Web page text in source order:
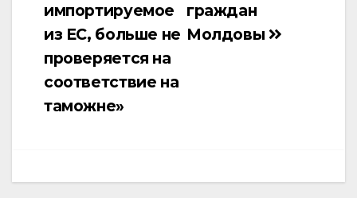
граждан
Молдовы
импортируемое
из ЕС, больше не
проверяется на
соответствие на
таможне»